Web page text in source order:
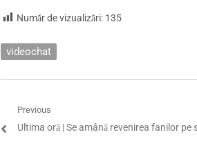
Număr de vizualizări: 135
videochat
Navigare
în
Previous
Previous
Ultima oră | Se amână revenirea fanilor pe